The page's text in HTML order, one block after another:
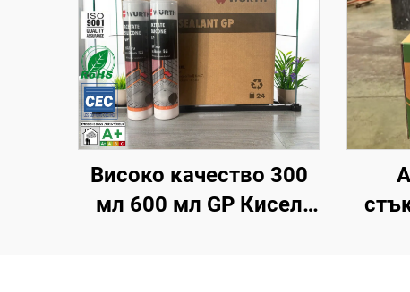
Високо качество 300
мл 600 мл GP Кисел